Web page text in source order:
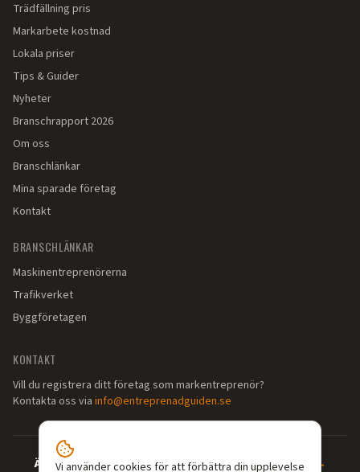
Trädfällning pris
Markarbete kostnad
Lokala priser
Tips & Guider
Nyheter
Branschrapport 2026
Om oss
Branschlänkar
Mina sparade företag
Kontakt
BRANSCHLÄNKAR
Maskinentreprenörerna
Trafikverket
Byggföretagen
KONTAKT
Vill du registrera ditt företag som markentreprenör?
Kontakta oss via info@entreprenadguiden.se
Är du markentreprenör?—Syns där dina kunder söker →
Vi använder cookies för att förbättra din upplevelse